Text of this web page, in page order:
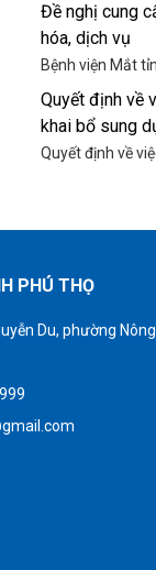
Đề nghị cung
hóa, dịch vụ
Bệnh viện Mắt
xây dựng giá
chức chọn nhà
cơ, thang máy
Quyết định về
khai bổ sung
nhà nước năm
Quyết định về
PHÚ THỌ
Du, phường